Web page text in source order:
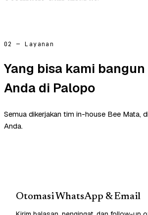
02 — Layanan
Yang bisa kami
Anda di Palopo
Semua dikerjakan tim in-house Bee Mata,
Anda.
Otomasi WhatsApp & Email